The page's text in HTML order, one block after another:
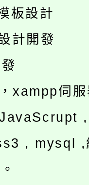
板設計
計開發
xampp伺
, mysql ,